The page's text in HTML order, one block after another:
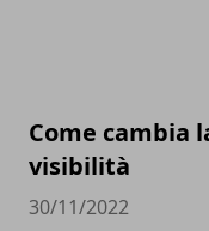
Come cambia
visibilità
30/11/2022